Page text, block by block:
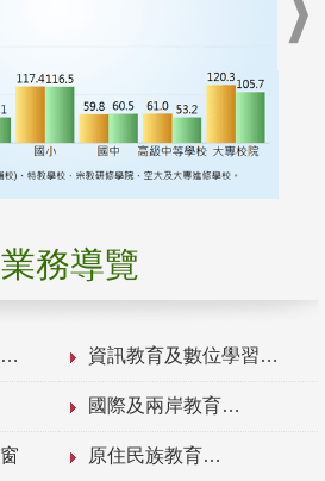
業務導覽
資訊教育及數位學習
國際及兩岸教育
原住民族教育